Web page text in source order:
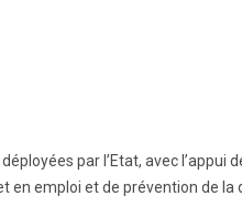
par l’Etat, avec l’appui
en emploi et de prévention de la